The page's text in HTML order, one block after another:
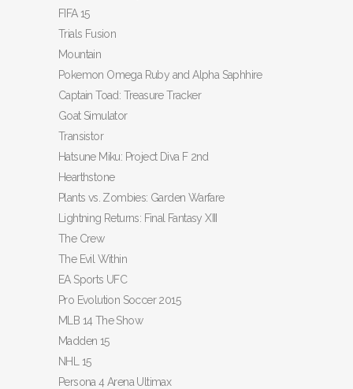
FIFA 15
Trials Fusion
Mountain
Pokemon Omega Ruby and Alpha Saphhire
Captain Toad: Treasure Tracker
Goat Simulator
Transistor
Hatsune Miku: Project Diva F 2nd
Hearthstone
Plants vs. Zombies: Garden Warfare
Lightning Returns: Final Fantasy XIII
The Crew
The Evil Within
EA Sports UFC
Pro Evolution Soccer 2015
MLB 14 The Show
Madden 15
NHL 15
Persona 4 Arena Ultimax